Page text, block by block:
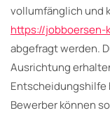
vollumfänglich und
https://jobboersen-
abgefragt werden.
Ausrichtung
Entscheidungshilfe
Bewerber können